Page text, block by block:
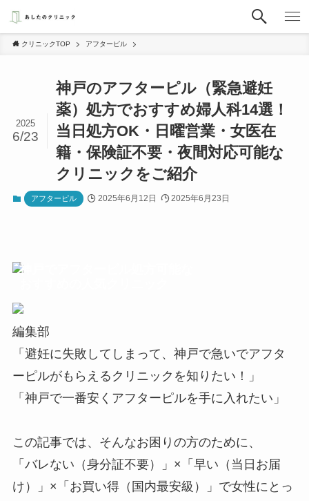
クリニックTOP アフターピル
神戸のアフターピル（緊急避妊
薬）処方でおすすめ婦人科14選！
当日処方OK・日曜営業・女医在
籍・保険証不要・夜間対応可能な
クリニックをご紹介
2025
6/23
アフターピル 2025年6月12日 2025年6月23日
神戸でアフターピル処方可能な
編集部
「 避妊に失敗してしまって、神戸で急いでアフタ
ーピルがもらえるクリニックを知りたい！
」
「 神戸で一番安くアフターピルを手に入れたい 」
この記事では、そんなお困りの方のために、
「 バレない（身分証不要） 」×「 早い（当日お届
け）
」×「 お買い得（国内最安級）
」で女性にとっ